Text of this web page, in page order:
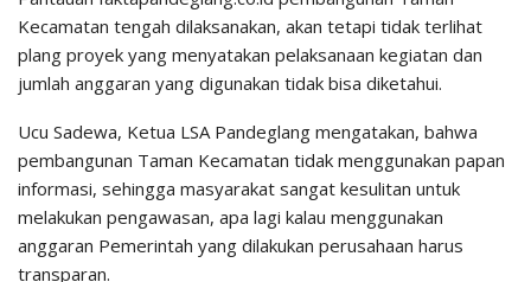
Kecamatan tengah dilaksanakan, akan tetapi tidak terlihat
plang proyek yang menyatakan pelaksanaan kegiatan dan
jumlah anggaran yang digunakan tidak bisa diketahui.
Ucu Sadewa, Ketua LSA Pandeglang mengatakan, bahwa
pembangunan Taman Kecamatan tidak menggunakan papan
informasi, sehingga masyarakat sangat kesulitan untuk
melakukan pengawasan, apa lagi kalau menggunakan
anggaran Pemerintah yang dilakukan perusahaan harus
transparan.